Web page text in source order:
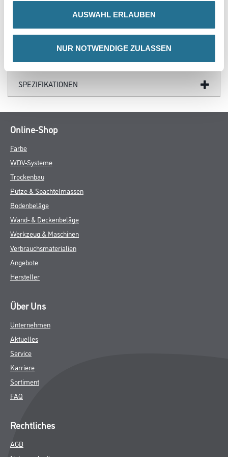
AUSWAHL ERLAUBEN
NUR NOTWENDIGE ZULASSEN
GEFAHRENHINWEISE
SPEZIFIKATIONEN
Online-Shop
Farbe
WDV-Systeme
Trockenbau
Putze & Spachtelmassen
Bodenbeläge
Wand- & Deckenbeläge
Werkzeug & Maschinen
Verbrauchsmaterialien
Angebote
Hersteller
Über Uns
Unternehmen
Aktuelles
Service
Karriere
Sortiment
FAQ
Rechtliches
AGB